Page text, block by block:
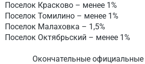
Поселок Красково – менее 1%
Поселок Томилино – менее 1%
Поселок Малаховка – 1,5%
Поселок Октябрьский – менее 1%
Окончательные официальные